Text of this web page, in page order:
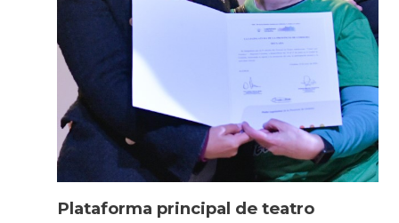
Plataforma principal de teatro